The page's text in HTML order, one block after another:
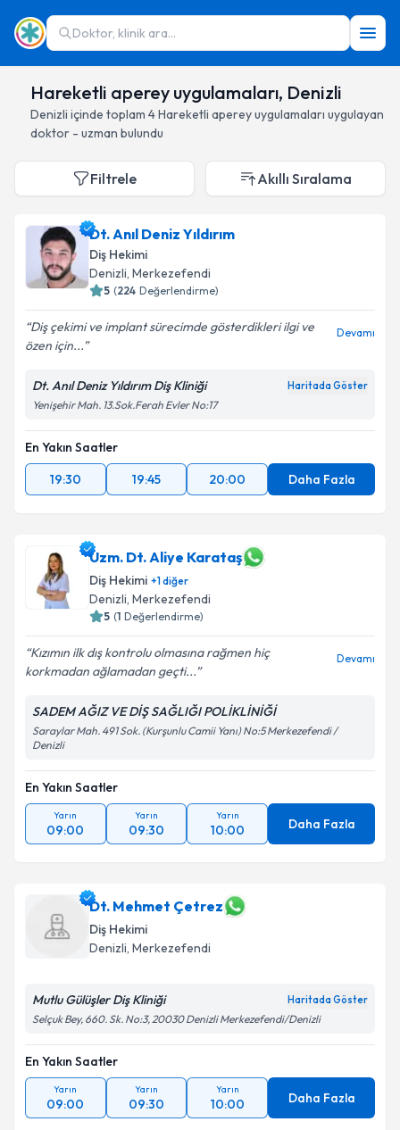
Doktor, klinik ara...
Hareketli aperey uygulamaları, Denizli
Denizli içinde toplam 4Hareketli aperey uygulamaları uygulayan
doktor - uzman bulundu
Filtrele Akıllı Sıralama
Dt. Anıl Deniz Yıldırım
Diş Hekimi
Denizli, Merkezefendi
5 (224 Değerlendirme)
Diş çekimi ve implant sürecimde gösterdikleri ilgi ve
özen için...
Devamı
Dt. Anıl Deniz Yıldırım Diş Kliniği Haritada Göster
Yenişehir Mah. 13.Sok.Ferah Evler No:17
En Yakın Saatler
19:30
19:45 20:00 Daha Fazla
Uzm. Dt. Aliye Karataş
Diş Hekimi +1diğer
Denizli, Merkezefendi
5 (1 Değerlendirme)
Kızımın ilk dış kontrolu olmasına rağmen hiç
korkmadan ağlamadan geçti...
Devamı
SADEM AĞIZ VE DİŞ SAĞLIĞI POLİKLİNİĞİ
Saraylar Mah. 491 Sok. (Kurşunlu Camii Yanı) No:5 Merkezefendi /
Denizli
En Yakın Saatler
Yarın
09:00
Yarın
09:30
Yarın
10:00 Daha Fazla
Dt. Mehmet Çetrez
Diş Hekimi
Denizli, Merkezefendi
Mutlu Gülüşler Diş Kliniği Haritada Göster
Selçuk Bey, 660. Sk. No:3, 20030 Denizli Merkezefendi/Denizli
En Yakın Saatler
Yarın
09:00
Yarın
09:30
Yarın
10:00 Daha Fazla